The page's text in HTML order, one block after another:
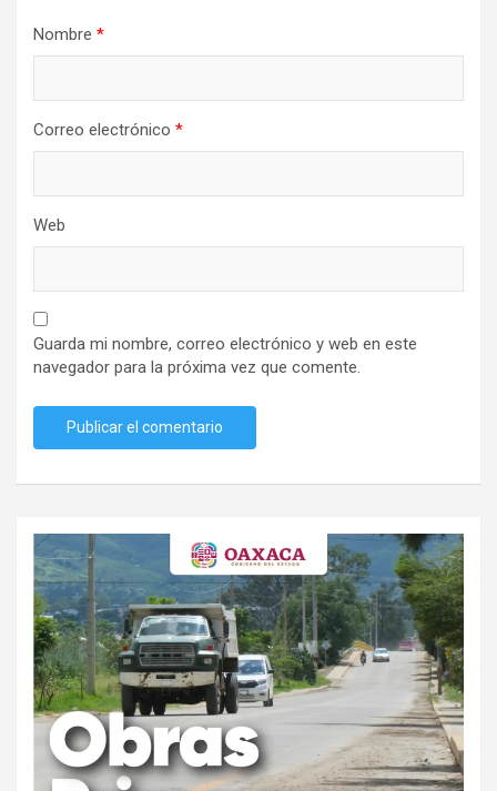
Nombre *
Correo electrónico *
Web
Guarda mi nombre, correo electrónico y web en este
navegador para la próxima vez que comente.